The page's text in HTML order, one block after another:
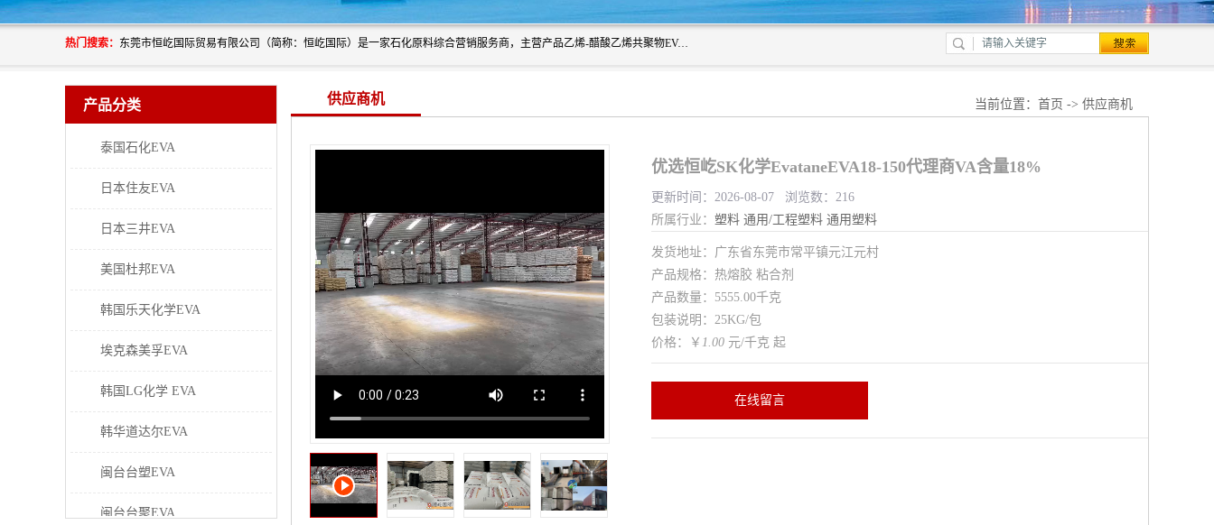
热门搜索： 东莞市恒屹国际贸易有限公司（简称：恒屹国际）是一家石化原料综合营销服务商，主营产品乙烯-醋酸乙烯共聚物EVA、聚酰胺PA（尼龙）、醚酯型热塑弹性体TPEE等，公司秉承以市场为导向的战略思想，致力于大宗石化原料在中国市场的营销服务业务，为客户提供一站式的全面服务。
产品分类
泰国石化EVA
日本住友EVA
日本三井EVA
美国杜邦EVA
韩国乐天化学EVA
埃克森美孚EVA
韩国LG化学 EVA
韩华道达尔EVA
闽台台塑EVA
闽台台聚EVA
供应商机 当前位置： 首页 -> 供应商机
优选恒屹SK化学EvataneEVA18-150代理商VA含量18%
更新时间：2026-08-07 浏览数：216
所属行业： 塑料 通用/工程塑料 通用塑料
发货地址：广东省东莞市常平镇元江元村
产品规格：热熔胶 粘合剂
产品数量：5555.00千克
包装说明：25KG/包
价格：￥ 1.00 元/千克 起
在线留言